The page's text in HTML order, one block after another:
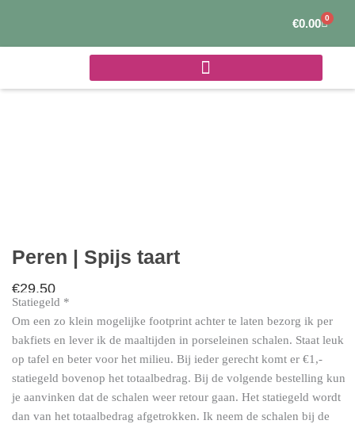
de
€0.00 0
Peren | Spijs taart
€29.50
Statiegeld *
Om een zo klein mogelijke footprint achter te laten bezorg ik per
bakfiets en lever ik de maaltijden in porseleinen schalen. Staat leuk
op tafel en beter voor het milieu. Bij ieder gerecht komt er €1,-
statiegeld bovenop het totaalbedrag. Bij de volgende bestelling kun
je aanvinken dat de schalen weer retour gaan. Het statiegeld wordt
dan van het totaalbedrag afgetrokken. Ik neem de schalen bij de
Peren
|
Spijs
taart
aantal